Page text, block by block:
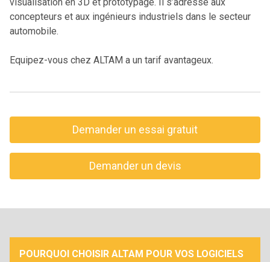
concepteurs et aux ingénieurs industriels dans le secteur
automobile.
Equipez-vous chez ALTAM a un tarif avantageux.
Demander un essai gratuit
Demander un devis
POURQUOI CHOISIR ALTAM POUR VOS LOGICIELS